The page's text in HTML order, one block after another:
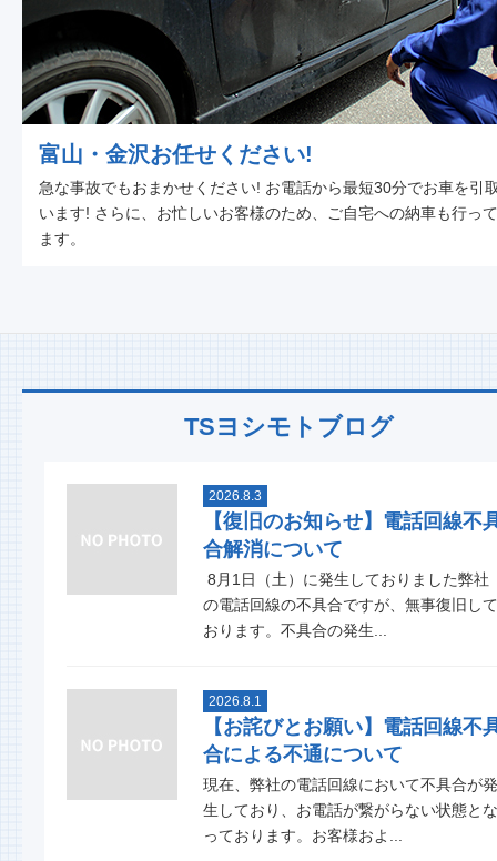
富山・金沢お任せください!
急な事故でもおまかせください! お電話から最短30分でお車を引
います! さらに、お忙しいお客様のため、ご自宅への納車も行っ
ます。
TSヨシモトブログ
2026.8.3
【復旧のお知らせ】電話回線不
合解消について
8月1日（土）に発生しておりました弊社
の電話回線の不具合ですが、無事復旧して
おります。不具合の発生...
2026.8.1
【お詫びとお願い】電話回線不
合による不通について
現在、弊社の電話回線において不具合が発
生しており、お電話が繋がらない状態とな
っております。お客様およ...